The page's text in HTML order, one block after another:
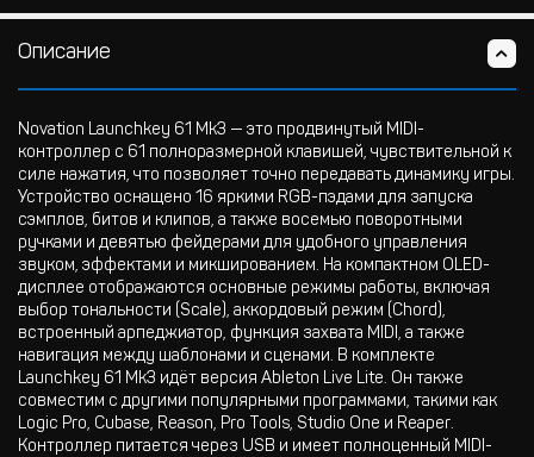
Описание
Novation Launchkey 61 Mk3 — это продвинутый MIDI-
контроллер с 61 полноразмерной клавишей, чувствительной к
силе нажатия, что позволяет точно передавать динамику игры.
Устройство оснащено 16 яркими RGB-пэдами для запуска
сэмплов, битов и клипов, а также восемью поворотными
ручками и девятью фейдерами для удобного управления
звуком, эффектами и микшированием. На компактном OLED-
дисплее отображаются основные режимы работы, включая
выбор тональности (Scale), аккордовый режим (Chord),
встроенный арпеджиатор, функция захвата MIDI, а также
навигация между шаблонами и сценами. В комплекте
Launchkey 61 Mk3 идёт версия Ableton Live Lite. Он также
совместим с другими популярными программами, такими как
Logic Pro, Cubase, Reason, Pro Tools, Studio One и Reaper.
Контроллер питается через USB и имеет полноценный MIDI-